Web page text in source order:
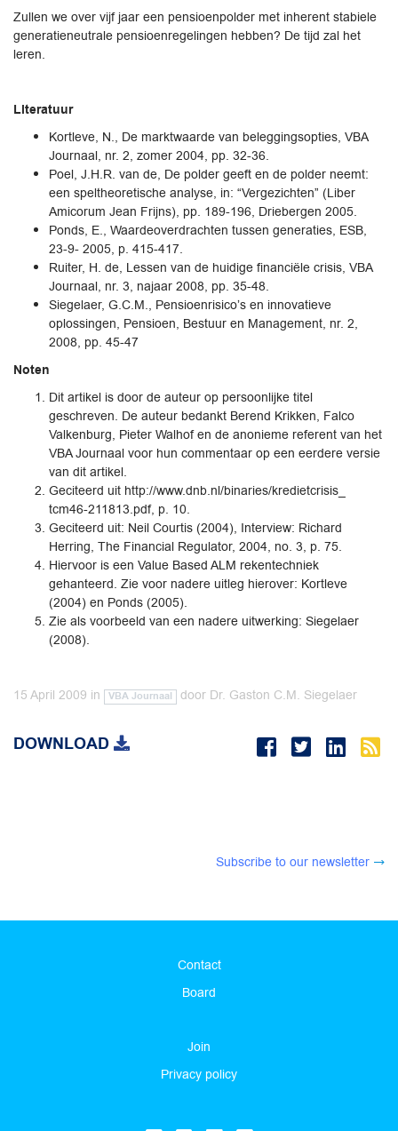
Zullen we over vijf jaar een pensioenpolder met inherent stabiele
generatieneutrale pensioenregelingen hebben? De tijd zal het
leren.
Literatuur
Kortleve, N., De marktwaarde van beleggingsopties, VBA
Journaal, nr. 2, zomer 2004, pp. 32-36.
Poel, J.H.R. van de, De polder geeft en de polder neemt:
een speltheoretische analyse, in: “Vergezichten” (Liber
Amicorum Jean Frijns), pp. 189-196, Driebergen 2005.
Ponds, E., Waardeoverdrachten tussen generaties, ESB,
23-9- 2005, p. 415-417.
Ruiter, H. de, Lessen van de huidige financiële crisis, VBA
Journaal, nr. 3, najaar 2008, pp. 35-48.
Siegelaer, G.C.M., Pensioenrisico’s en innovatieve
oplossingen, Pensioen, Bestuur en Management, nr. 2,
2008, pp. 45-47
Noten
Dit artikel is door de auteur op persoonlijke titel
geschreven. De auteur bedankt Berend Krikken, Falco
Valkenburg, Pieter Walhof en de anonieme referent van het
VBA Journaal voor hun commentaar op een eerdere versie
van dit artikel.
Geciteerd uit http://www.dnb.nl/binaries/kredietcrisis_
tcm46-211813.pdf, p. 10.
Geciteerd uit: Neil Courtis (2004), Interview: Richard
Herring, The Financial Regulator, 2004, no. 3, p. 75.
Hiervoor is een Value Based ALM rekentechniek
gehanteerd. Zie voor nadere uitleg hierover: Kortleve
(2004) en Ponds (2005).
Zie als voorbeeld van een nadere uitwerking: Siegelaer
(2008).
15 April 2009 in VBA Journaal door Dr. Gaston C.M. Siegelaer
DOWNLOAD
Subscribe to our newsletter
Contact
Board
Join
Privacy policy